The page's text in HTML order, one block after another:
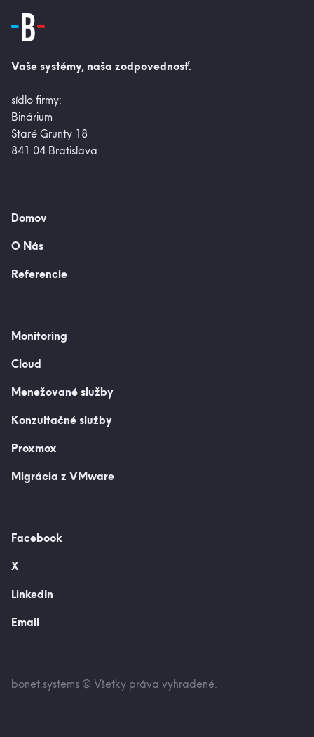
Vaše systémy, naša zodpovednosť.
sídlo firmy:
Binárium
Staré Grunty 18
841 04 Bratislava
Domov
O Nás
Referencie
Monitoring
Cloud
Menežované služby
Konzultačné služby
Proxmox
Migrácia z VMware
Facebook
X
LinkedIn
Email
bonet.systems © Všetky práva vyhradené.